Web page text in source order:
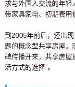
求与外国人交流的年轻
带家具家电、初期费用
到2005年前后，还出
题的概念型共享房屋。
碑传播开来，共享房屋
活方式的选择”。